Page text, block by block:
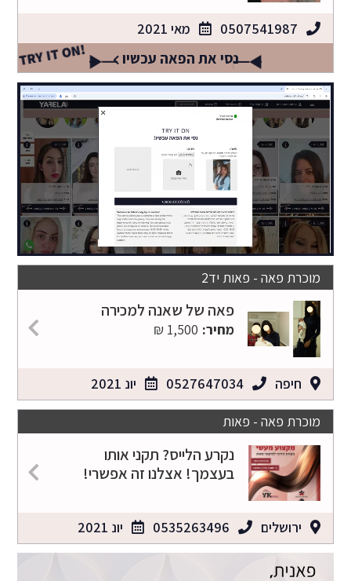
0507541987 מאי 2021
נסי את הפאה עכשיו TRY IT ON!
מוכרת פאה - פאות יד2
פאה של שאנה למכירה
מחיר: 1,500 ₪
חיפה 0527647034 יונ 2021
מוכרת פאה - פאות
נקרע הלייס? תקני אותו
בעצמך! אצלנו זה אפשרי!
ירושלים 0535263496 יונ 2021